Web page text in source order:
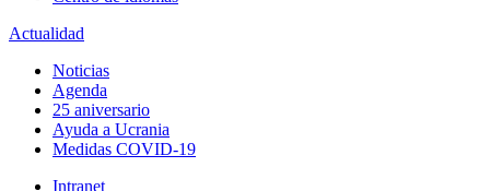
Actualidad
Noticias
Agenda
25 aniversario
Ayuda a Ucrania
Medidas COVID-19
Intranet